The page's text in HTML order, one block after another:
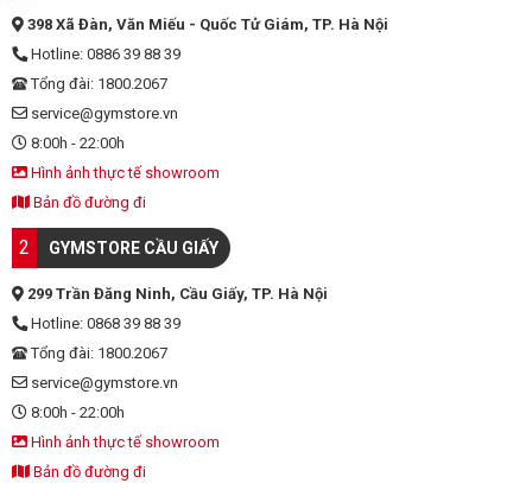
398 Xã Đàn, Văn Miếu - Quốc Tử Giám, TP. Hà Nội
Hotline: 0886 39 88 39
Tổng đài: 1800.2067
service@gymstore.vn
8:00h - 22:00h
Hình ảnh thực tế showroom
Bản đồ đường đi
2 GYMSTORE CẦU GIẤY
299 Trần Đăng Ninh, Cầu Giấy, TP. Hà Nội
Hotline: 0868 39 88 39
Tổng đài: 1800.2067
service@gymstore.vn
8:00h - 22:00h
Hình ảnh thực tế showroom
Bản đồ đường đi